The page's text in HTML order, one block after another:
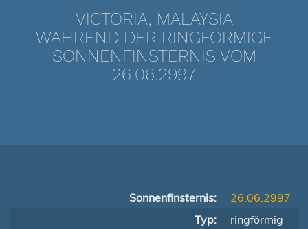
VICTORIA, MALAYSIA
WÄHREND DER RINGFÖRMIGE
SONNENFINSTERNIS VOM
26.06.2997
Sonnenfinsternis:
26.06.2997
Typ:
ringförmig